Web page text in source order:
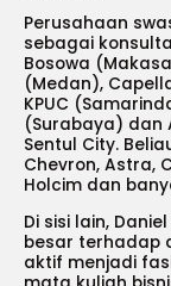
Perusahaan
sebagai
Bosowa
(Medan),
KPUC
(Surabaya) dan
Sentul City.
Chevron, Astra,
Holcim dan
Di sisi lain,
besar terhadap
aktif menjadi